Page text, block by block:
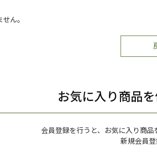
ん。
お気に入り商品
会員登録を行うと、お気に入り商品
新規会員